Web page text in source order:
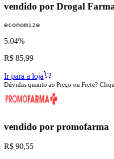
vendido por Drogal
economize
5.04%
R$ 85,99
Ir para a loja
Dúvidas quanto ao Preço ou Frete?
vendido por promofarma
R$ 90,55